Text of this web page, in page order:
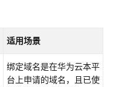
适用场景
绑定域名是在华为云本平
台上申请的域名，且已使